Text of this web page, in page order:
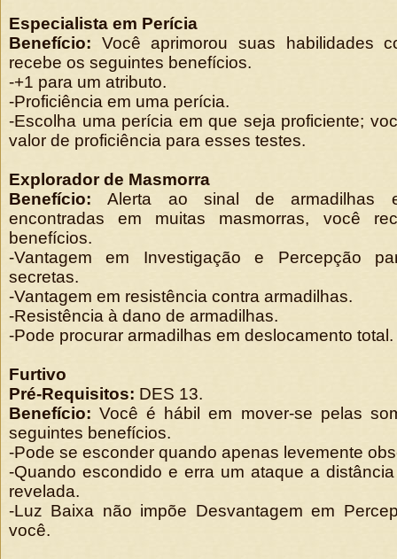
Especialista em Perícia
Benefício: Você aprimorou suas habilidades
recebe os seguintes benefícios.
-+1 para um atributo.
-Proficiência em uma perícia.
-Escolha uma perícia em que seja proficiente;
valor de proficiência para esses testes.
Explorador de Masmorra
Benefício:Alerta ao sinal de armadilhas
encontradas em muitas masmorras, você
benefícios.
-Vantagem em Investigação e Percepção
secretas.
-Vantagem em resistência contra armadilhas.
-Resistência à dano de armadilhas.
-Pode procurar armadilhas em deslocamento total.
Furtivo
Pré-Requisitos: DES 13.
Benefício:Você é hábil em mover-se pelas
seguintes benefícios.
-Pode se esconder quando apenas levemente
-Quando escondido e erra um ataque a
revelada.
-Luz Baixa não impõe Desvantagem em
você.